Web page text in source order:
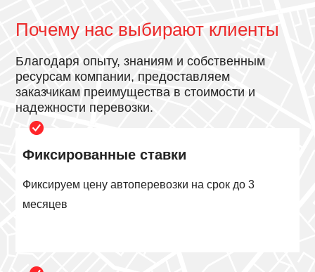
Почему нас выбирают клиенты
Благодаря опыту, знаниям и собственным
ресурсам компании, предоставляем
заказчикам преимущества в стоимости и
надежности перевозки.
Фиксированные ставки
Фиксируем цену автоперевозки на срок до 3
месяцев